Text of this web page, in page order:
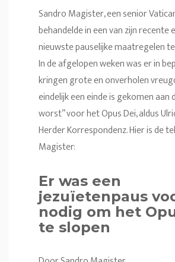
Sandro Magister, een senior
behandelde in een van zijn recente
nieuwste pauselijke maatregelen
In de afgelopen weken was er in
kringen grote en onverholen
eindelijk een einde is gekomen aan
worst” voor het Opus Dei, aldus
Herder Korrespondenz. Hier is de
Magister:
Er was een
jezuïetenpaus
nodig om het
te slopen